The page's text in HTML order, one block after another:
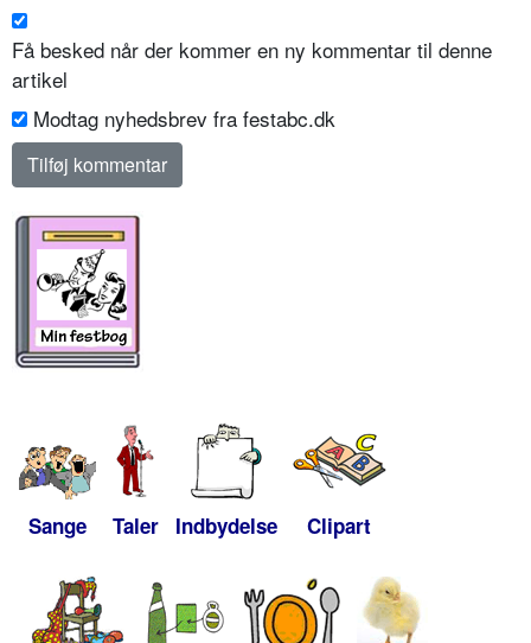
Få besked når der kommer en ny kommentar til denne
artikel
Modtag nyhedsbrev fra festabc.dk
Sange Taler Indbydelse Clipart